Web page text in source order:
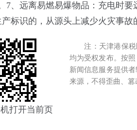
、远离易燃易爆物品：充电时
标识的，从源头上减少火灾事故
打开当前页
注：天津港保
均为受权发布。按
新闻信息服务提供
来源，不得歪曲、篡